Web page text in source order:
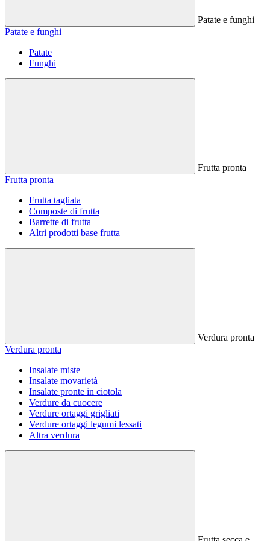
Patate e funghi
Patate e funghi
Patate
Funghi
Frutta pronta
Frutta pronta
Frutta tagliata
Composte di frutta
Barrette di frutta
Altri prodotti base frutta
Verdura pronta
Verdura pronta
Insalate miste
Insalate movarietà
Insalate pronte in ciotola
Verdure da cuocere
Verdure ortaggi grigliati
Verdure ortaggi legumi lessati
Altra verdura